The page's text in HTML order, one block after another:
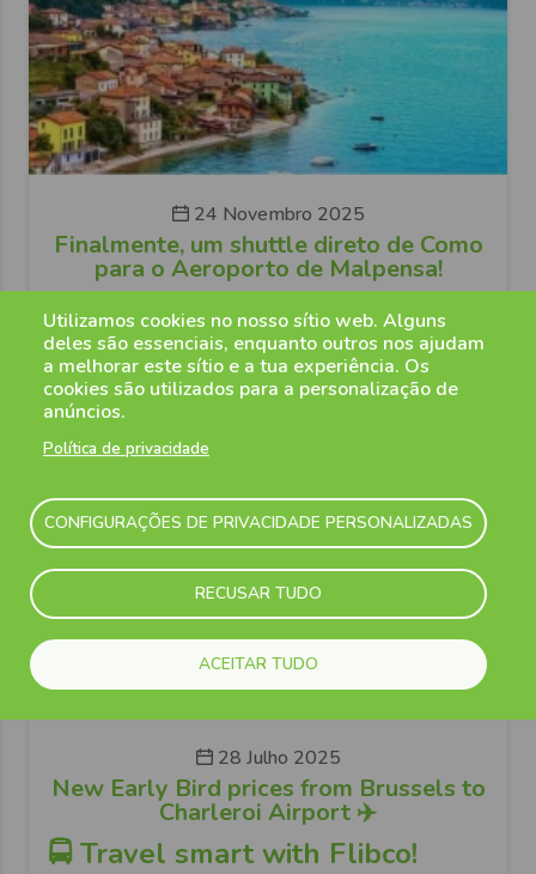
Utilizamos cookies no nosso sítio web. Alguns
deles são essenciais, enquanto outros nos ajudam
a melhorar este sítio e a tua experiência. Os
cookies são utilizados para a personalização de
anúncios.
Política de privacidade
CONFIGURAÇÕES DE PRIVACIDADE PERSONALIZADAS
RECUSAR TUDO
ACEITAR TUDO
24 Novembro 2025
Finalmente, um shuttle direto de Como
para o Aeroporto de Malpensa!
Até agora, ir do Aeroporto de Malpensa para o Lago
...
Ler mais
28 Julho 2025
New Early Bird prices from Brussels to
Charleroi Airport ✈️
🚍 Travel smart with Flibco!